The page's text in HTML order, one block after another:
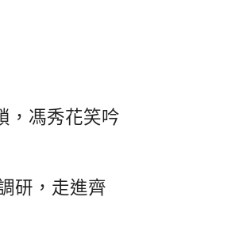
，馮秀花笑吟
研，走進齊